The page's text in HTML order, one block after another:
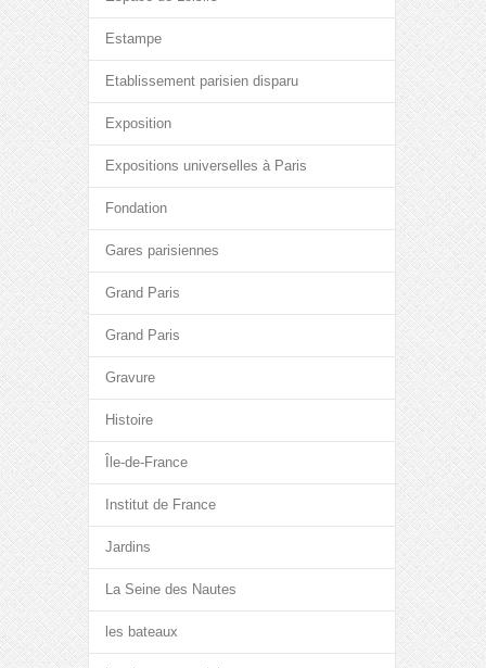
Estampe
Etablissement parisien disparu
Exposition
Expositions universelles à Paris
Fondation
Gares parisiennes
Grand Paris
Grand Paris
Gravure
Histoire
Île-de-France
Institut de France
Jardins
La Seine des Nautes
les bateaux